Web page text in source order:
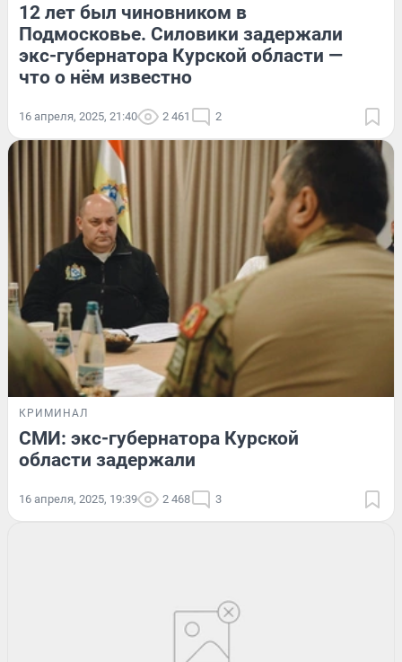
12 лет был чиновником в
Подмосковье. Силовики задержали
экс-губернатора Курской области —
что о нём известно
16 апреля, 2025, 21:40 2 461 2
КРИМИНАЛ
СМИ: экс-губернатора Курской
области задержали
16 апреля, 2025, 19:39 2 468 3